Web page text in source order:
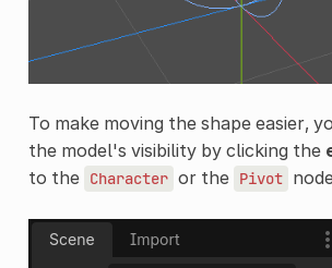
To make moving the shape easier,
the model's visibility by clicking the
to the Character or the Pivot